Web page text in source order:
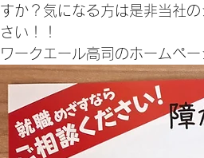
すか？気になる方は是非当社
さい！！
ワークエール高司のホームペー